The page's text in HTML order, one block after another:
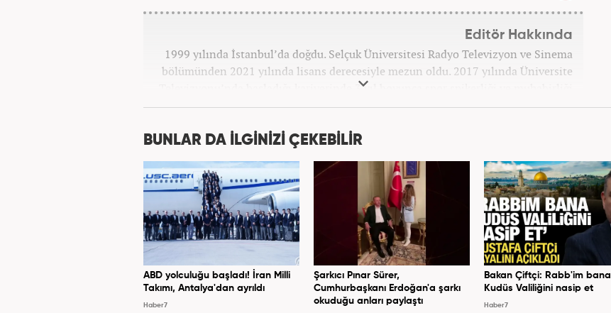
Editör Hakkında
1999 yılında İstanbul’da doğdu. Selçuk Üniversitesi Radyo Televizyon ve Sinema
bölümünden 2021 yılında lisans derecesiyle mezun oldu. 2017 yılında Üniversite
Televizyonu’nda başladığı kariyerinde 3 yıl boyunca spor spikerliği ve muhabirliği
görevlerinde bulundu. Daha sonra 2020 yılında özel bir haber kanalında haber ve
bulundu. 2024 Mayıs ayından itibaren Kanal 7 Medya Grubu’na bağlı
BUNLAR DA İLGİNİZİ ÇEKEBİLİR
ABD yolculuğu başladı! İran Milli
Takımı, Antalya'dan ayrıldı
Haber7
Şarkıcı Pınar Sürer,
Cumhurbaşkanı Erdoğan'a şarkı
okuduğu anları paylaştı
Bakan Çiftçi: Rabb'im bana
Kudüs Valiliğini nasip et
Haber7